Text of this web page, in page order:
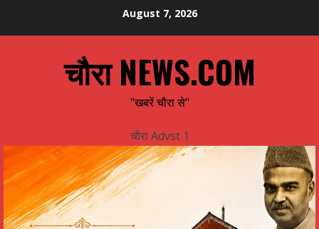
August 7, 2026
चौरा NEWS.COM
"खबरें चौरा से"
चौरा Advst 1